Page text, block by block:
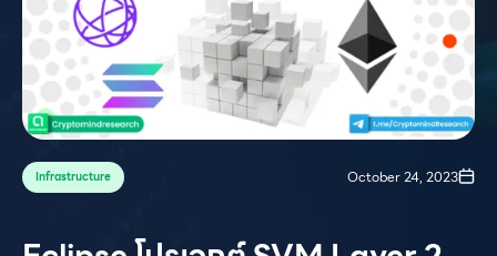
Infrastructure October 24, 2023